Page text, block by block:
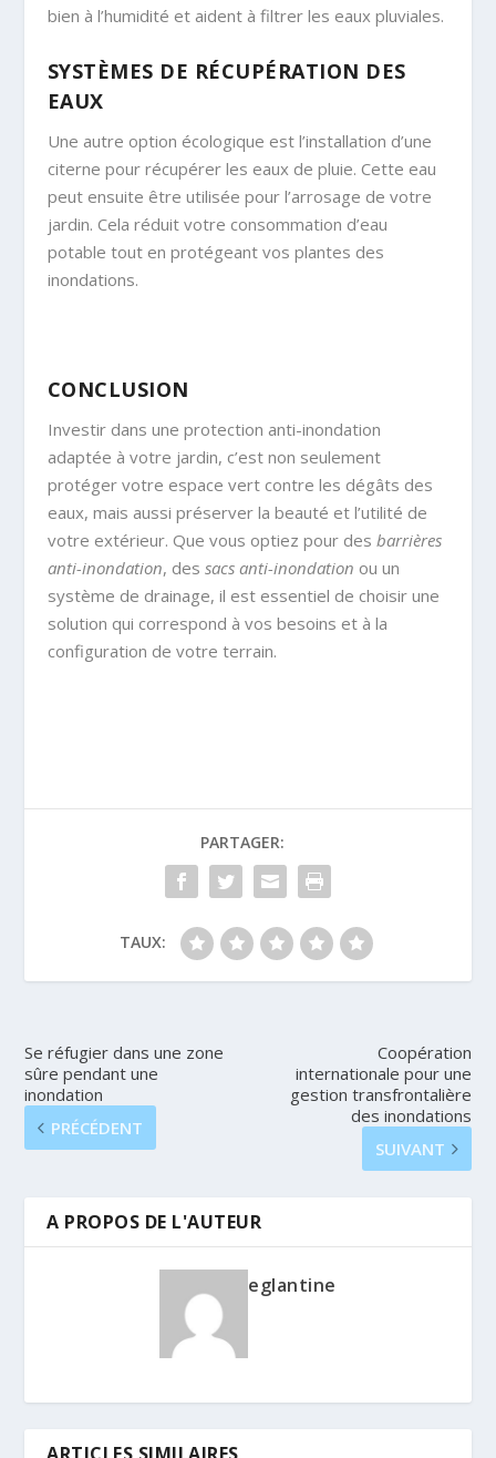
bien à l’humidité et aident à filtrer les eaux pluviales.
SYSTÈMES DE RÉCUPÉRATION DES
EAUX
Une autre option écologique est l’installation d’une
citerne pour récupérer les eaux de pluie. Cette eau
peut ensuite être utilisée pour l’arrosage de votre
jardin. Cela réduit votre consommation d’eau
potable tout en protégeant vos plantes des
inondations.
CONCLUSION
Investir dans une protection anti-inondation
adaptée à votre jardin, c’est non seulement
protéger votre espace vert contre les dégâts des
eaux, mais aussi préserver la beauté et l’utilité de
votre extérieur. Que vous optiez pour des barrières
anti-inondation, des sacs anti-inondation ou un
système de drainage, il est essentiel de choisir une
solution qui correspond à vos besoins et à la
configuration de votre terrain.
PARTAGER:
TAUX:
Se réfugier dans une zone
sûre pendant une
inondation
PRÉCÉDENT
Coopération
internationale pour une
gestion transfrontalière
des inondations
SUIVANT
A PROPOS DE L'AUTEUR
eglantine